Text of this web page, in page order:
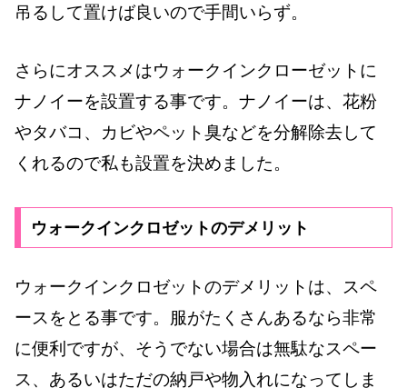
吊るして置けば良いので手間いらず。
さらにオススメはウォークインクローゼットに
ナノイーを設置する事です。ナノイーは、花粉
やタバコ、カビやペット臭などを分解除去して
くれるので私も設置を決めました。
ウォークインクロゼットのデメリット
ウォークインクロゼットのデメリットは、スペ
ースをとる事です。服がたくさんあるなら非常
に便利ですが、そうでない場合は無駄なスペー
ス、あるいはただの納戸や物入れになってしま